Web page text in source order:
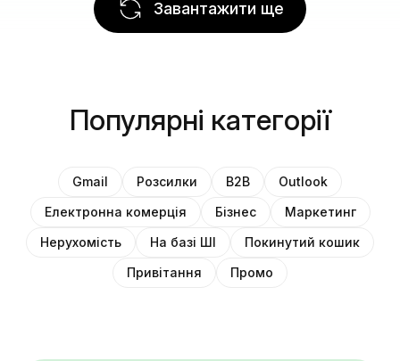
Завантажити ще
Популярні категорії
Gmail Розсилки B2B
Outlook
Електронна комерція
Бізнес
Маркетинг
Нерухомість
На базі ШІ
Покинутий кошик
Привітання
Промо